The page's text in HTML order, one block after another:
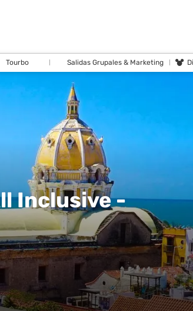
Tourbo Salidas Grupales & Marketing
Inclusive -